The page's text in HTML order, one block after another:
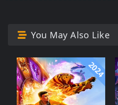
You May Also Like
2024